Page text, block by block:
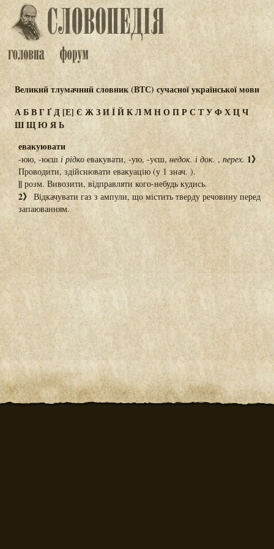
Великий тлумачний словник (ВТС) сучасної української мови
АБВГҐД[Е] Є ЖЗИЇЙКЛМНОПР СТУФХЦЧ
ШЩЮЯЬ
евакуювати
-юю, -юєш і рідко евакувати, -ую, -уєш, недок. і док. , перех. 1》
Проводити, здійснювати евакуацію (у 1 знач. ).
|| розм. Вивозити, відправляти кого-небудь кудись.
2》 Відкачувати газ з ампули, що містить тверду речовину перед
запаюванням.